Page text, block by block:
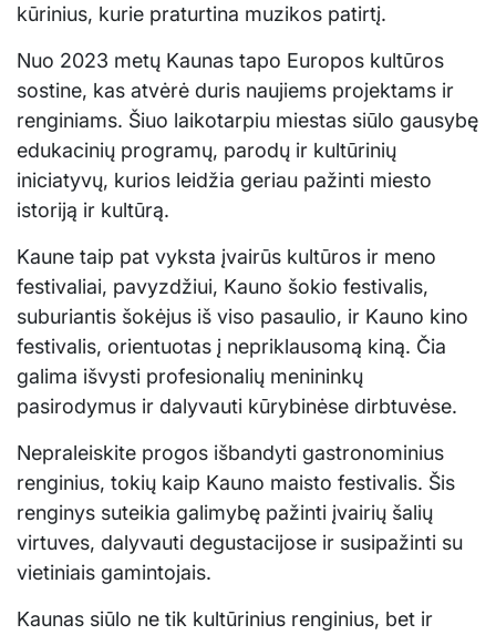
kūrinius, kurie praturtina muzikos patirtį.
Nuo 2023 metų Kaunas tapo Europos kultūros
sostine, kas atvėrė duris naujiems projektams ir
renginiams. Šiuo laikotarpiu miestas siūlo gausybę
edukacinių programų, parodų ir kultūrinių
iniciatyvų, kurios leidžia geriau pažinti miesto
istoriją ir kultūrą.
Kaune taip pat vyksta įvairūs kultūros ir meno
festivaliai, pavyzdžiui, Kauno šokio festivalis,
suburiantis šokėjus iš viso pasaulio, ir Kauno kino
festivalis, orientuotas į nepriklausomą kiną. Čia
galima išvysti profesionalių menininkų
pasirodymus ir dalyvauti kūrybinėse dirbtuvėse.
Nepraleiskite progos išbandyti gastronominius
renginius, tokių kaip Kauno maisto festivalis. Šis
renginys suteikia galimybę pažinti įvairių šalių
virtuves, dalyvauti degustacijose ir susipažinti su
vietiniais gamintojais.
Kaunas siūlo ne tik kultūrinius renginius, bet ir